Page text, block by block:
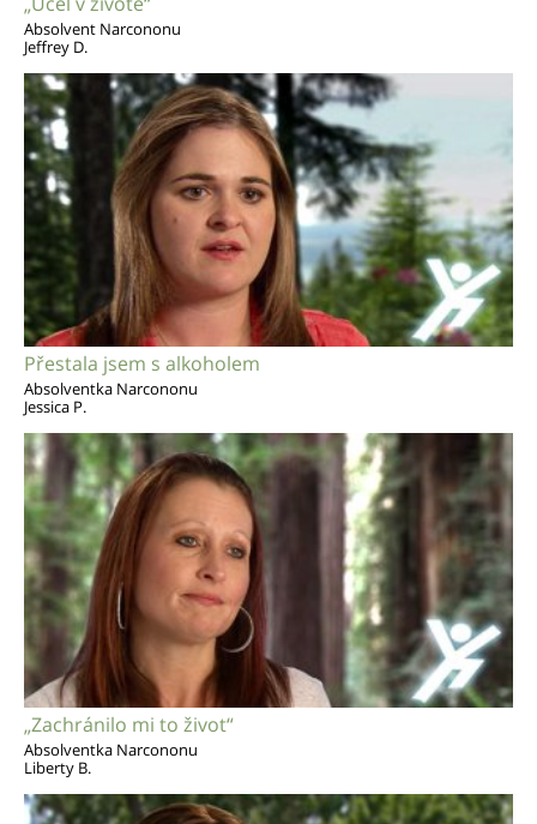
Absolvent Narcononu
Jeffrey D.
Přestala jsem s alkoholem
Absolventka Narcononu
Jessica P.
„Zachránilo mi to život“
Absolventka Narcononu
Liberty B.